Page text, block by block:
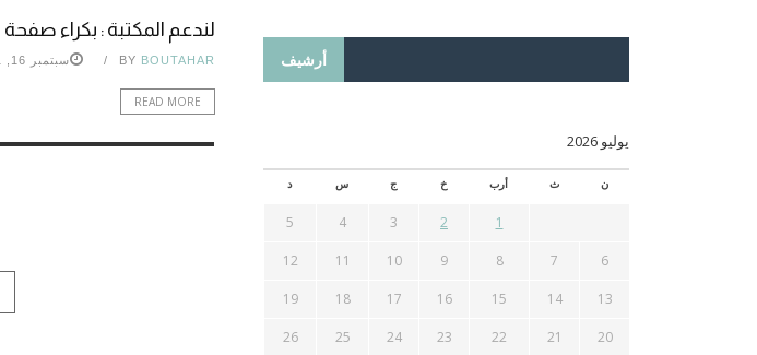
لندعم المكتبة : بكراء صفحة
BY BOUTAHAR سبتمبر 16, 2021
READ MORE
أرشيف
يوليو 2026
ن ث أرب خ ج س د
1
2
3
4
5
6
7
8
9
10
11
12
13
14
15
16
17
18
19
20
21
22
23
24
25
26